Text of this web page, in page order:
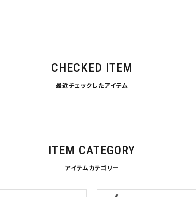
CHECKED ITEM
最近チェックしたアイテム
ITEM CATEGORY
アイテムカテゴリー